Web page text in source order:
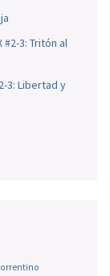
3: Tritón al
3: Libertad y